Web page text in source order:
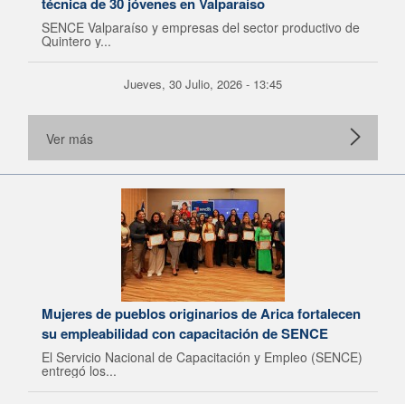
SENCE Valparaíso y empresas del sector productivo de
Quintero y...
Jueves, 30 Julio, 2026 - 13:45
Ver más
Mujeres de pueblos originarios de Arica fortalecen
su empleabilidad con capacitación de SENCE
El Servicio Nacional de Capacitación y Empleo (SENCE)
entregó los...